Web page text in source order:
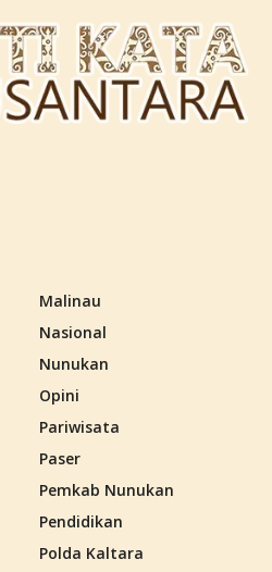
Malinau
Nasional
Nunukan
Opini
Pariwisata
Paser
Pemkab Nunukan
Pendidikan
Polda Kaltara